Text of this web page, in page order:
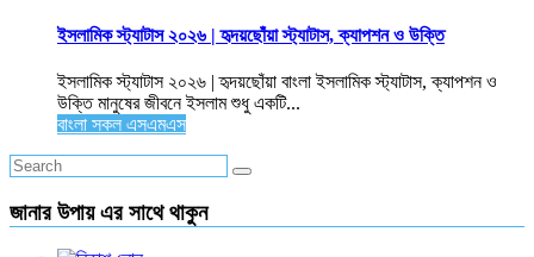
ইসলামিক স্ট্যাটাস ২০২৬ | হৃদয়ছোঁয়া স্ট্যাটাস, ক্যাপশন ও উক্তি
ইসলামিক স্ট্যাটাস ২০২৬ | হৃদয়ছোঁয়া বাংলা ইসলামিক স্ট্যাটাস, ক্যাপশন ও
উক্তি মানুষের জীবনে ইসলাম শুধু একটি...
বাংলা সকল এসএমএস
জানার উপায় এর সাথে থাকুন